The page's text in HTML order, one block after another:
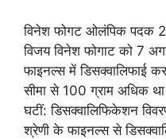
विनेश फोगट ओलंपिक पदक
विजय विनेश फोगाट को 7
फाइनल्स में डिसक्वालिफाई
सीमा से 100 ग्राम अधिक
घटीं: डिसक्वालिफिकेशन
श्रेणी के फाइनल्स से